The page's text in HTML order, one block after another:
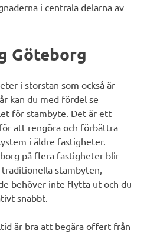
i centrala delarna av
Göteborg
i storstan som också är
kan du med fördel se
för stambyte. Det är ett
att rengöra och förbättra
i äldre fastigheter.
på flera fastigheter blir
stambyten,
behöver inte flytta ut och du
snabbt.
är bra att begära offert från